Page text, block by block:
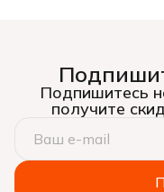
Подпишитесь
получите